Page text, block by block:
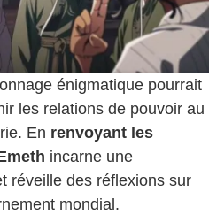
énigmatique pourrait
les relations de pouvoir au
En renvoyant les
incarne une
réveille des réflexions sur
mondial.